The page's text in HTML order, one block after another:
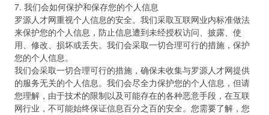
7. 我们会如何保护和保存您的个人信息
罗源人才网重视个人信息的安全。我们采取互联网业内标准做法
来保护您的个人信息，防止信息遭到未经授权访问、披露、使
用、修改、损坏或丢失。我们会采取一切合理可行的措施，保护
您的个人信息。
我们会采取一切合理可行的措施，确保未收集与罗源人才网提供
的服务无关的个人信息。我们会尽全力保护您的个人信息，但请
您理解，由于技术的限制以及可能存在的各种恶意手段，在互联
网行业，不可能始终保证信息百分之百的安全。您需要了解，您